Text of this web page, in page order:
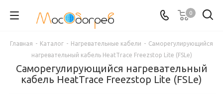
0
Главная - Каталог - Нагревательные кабели - Саморегулирующийся
нагревательный кабель HeatTrace Freezstop Lite (FSLe)
Саморегулирующийся нагревательный
кабель HeatTrace Freezstop Lite (FSLe)